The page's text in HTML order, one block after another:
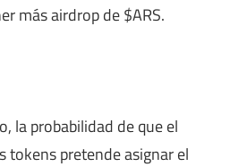
más airdrop de $ARS.
la probabilidad de que el
tokens pretende asignar el